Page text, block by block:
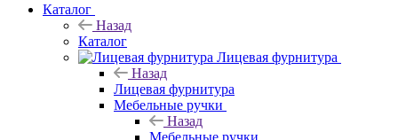
Каталог
Назад
Каталог
Лицевая фурнитура
Назад
Лицевая фурнитура
Мебельные ручки
Назад
Мебельные ручки